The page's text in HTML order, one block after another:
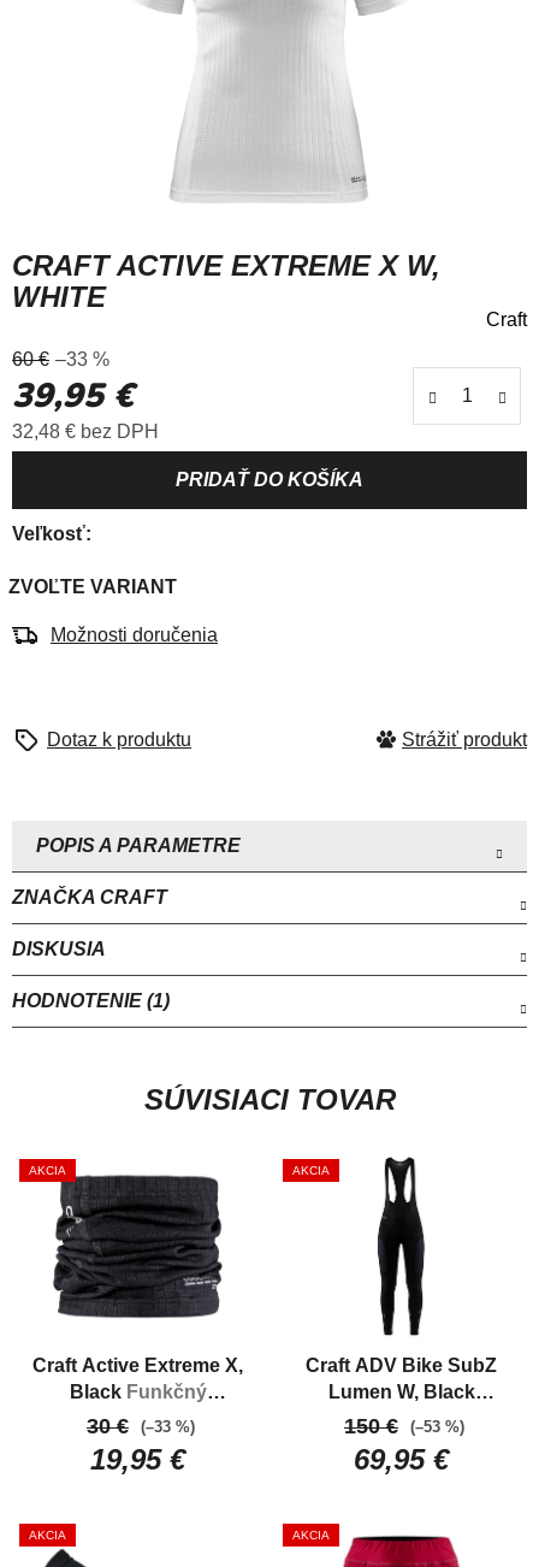
CRAFT ACTIVE EXTREME X W,
WHITE
hodnotenie
produktu
5,0
hviezdičiek.
Craft
Veľkosť
ZVOĽTE VARIANT
Možnosti doručenia
60 € –33 %
39,95 €
32,48 € bez DPH
Strážiť
ZNAČKA CRAFT
DISKUSIA
HODNOTENIE (1)
SÚVISIACI TOVAR
AKCIA
Craft Active Extreme X,
Black Funkčný
nákrčník do
chladnejšieho počasia
19,95 €
30 € (–33 %)
AKCIA
Craft ADV Bike SubZ
Lumen W, Black
Dámske dlhé
zateplené cyklistické
nohavice s trakmi
69,95 €
150 € (–53 %)
AKCIA AKCIA